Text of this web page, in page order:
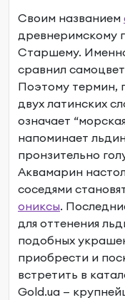
Своим названием
древнеримскому
Старшему.
сравнил
Поэтому термин,
двух латинских
означает
напоминает
пронзительно
Аквамарин
соседями
ониксы.
для оттенения
подобных
приобрести и
встретить в
Gold.ua —